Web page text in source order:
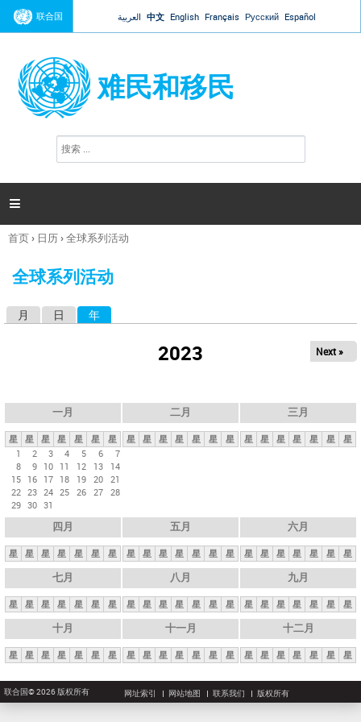
Jump to navigation
联合国 العربية 中文 English Français Русский Español
难民和移民
搜
索

你
这
首页› 日历›全球系列活动
全球系列活动
月 日 年
2023 Next »
一月
星 星 星 星 星 星
星
1
2 3 4 5 6
7
8
9 10 11 12 13
14
15 16 17 18 19 20 21
22 23 24 25 26 27 28
29 30 31
二月
星 星 星 星 星 星 星
三月
星 星 星 星 星 星 星
四月
星 星 星 星 星 星 星
五月
星 星 星 星 星 星 星
六月
星 星 星 星 星 星 星
七月
星 星 星 星 星 星 星
八月
星 星 星 星 星 星 星
九月
星 星 星 星 星 星 星
十月
星 星 星 星 星 星 星
十一月
星 星 星 星 星 星 星
十二月
星 星 星 星 星 星 星
联合国© 2026 版权所有 网址索引 网站地图 联系我们 版权所有